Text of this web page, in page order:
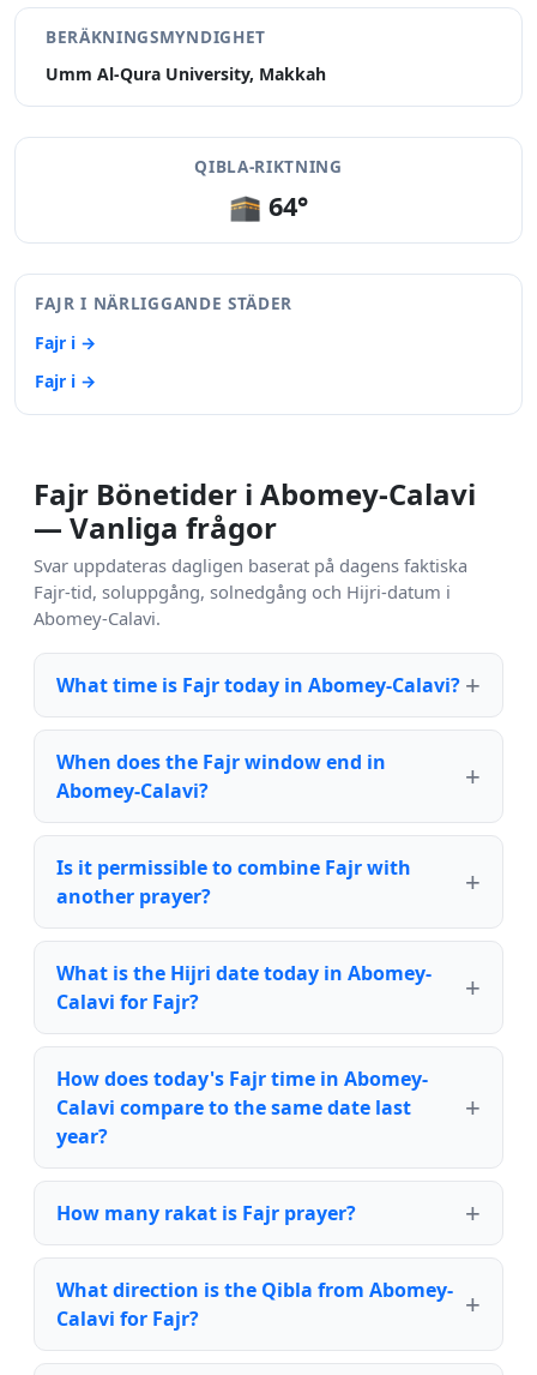
BERÄKNINGSMYNDIGHET
Umm Al-Qura University, Makkah
QIBLA-RIKTNING
🕋 64°
FAJR I NÄRLIGGANDE STÄDER
Fajr i →
Fajr i →
Fajr Bönetider i Abomey-Calavi
— Vanliga frågor
Svar uppdateras dagligen baserat på dagens faktiska
Fajr-tid, soluppgång, solnedgång och Hijri-datum i
Abomey-Calavi.
What time is Fajr today in Abomey-Calavi?
When does the Fajr window end in
Abomey-Calavi?
Is it permissible to combine Fajr with
another prayer?
What is the Hijri date today in Abomey-
Calavi for Fajr?
How does today's Fajr time in Abomey-
Calavi compare to the same date last
year?
How many rakat is Fajr prayer?
What direction is the Qibla from Abomey-
Calavi for Fajr?